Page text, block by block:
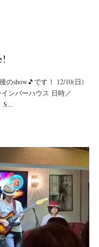
のshow🎵です！ 12/10(日)
ンバーハウス 日時／
S...